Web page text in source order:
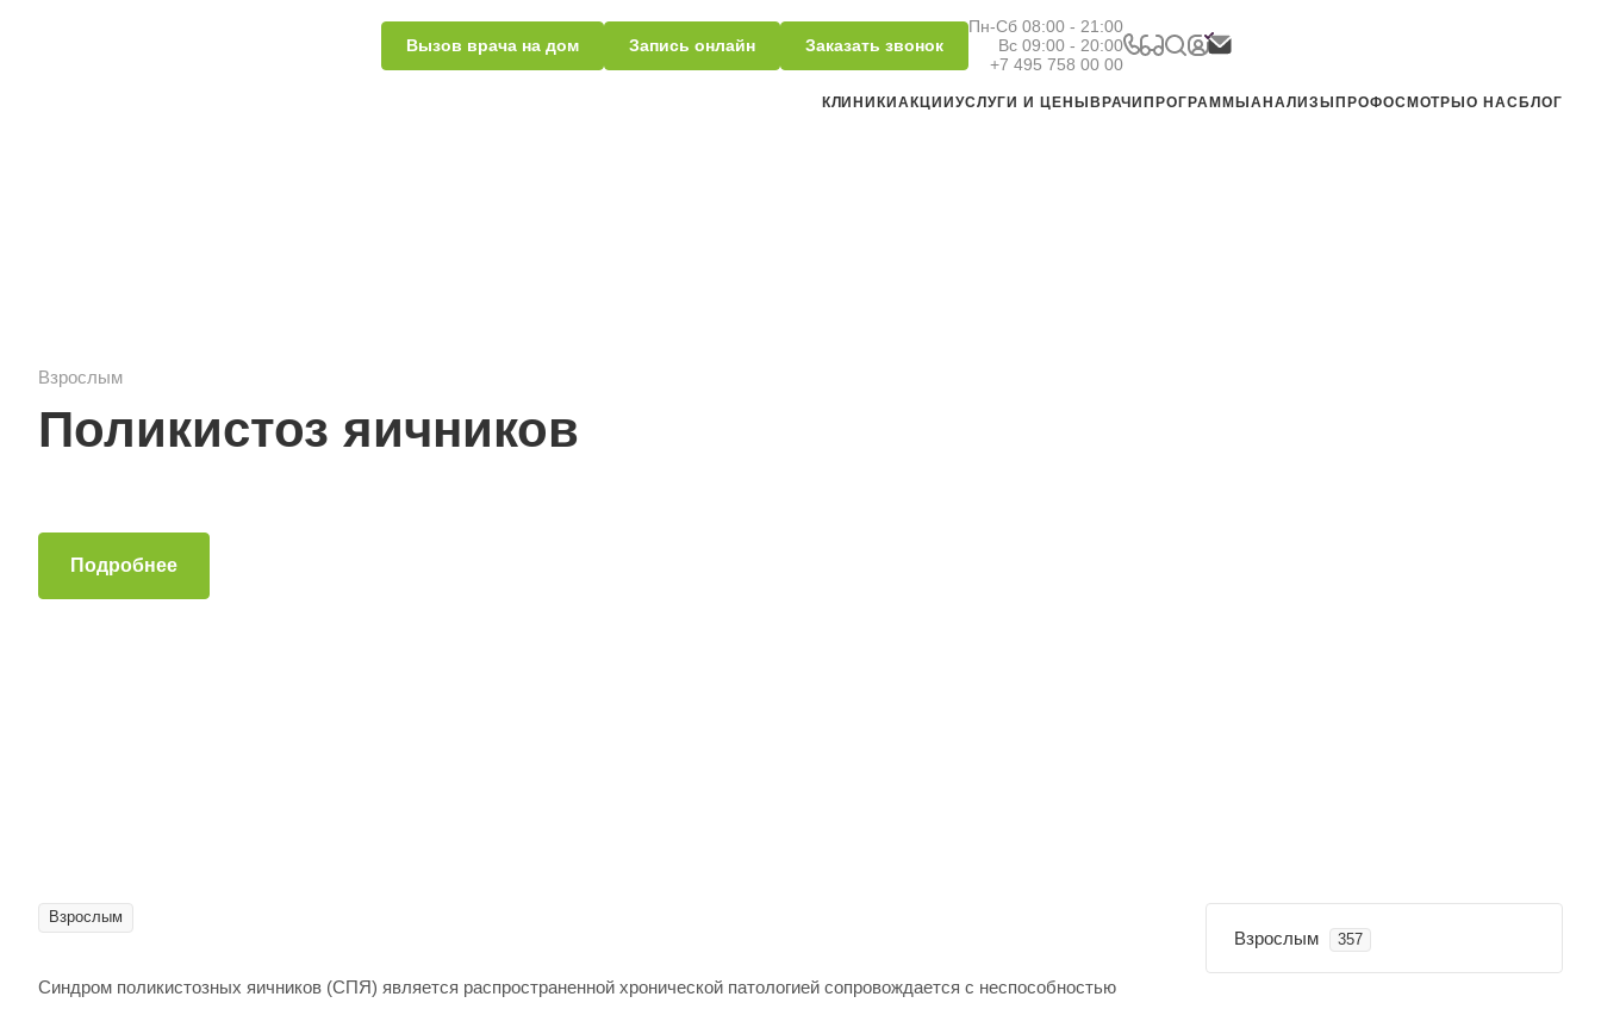
Вызов врача на дом Запись онлайн Заказать звонок
Пн-Сб 08:00 - 21:00
Вс 09:00 - 20:00
+7 495 758 00 00
КЛИНИКИАКЦИИУСЛУГИ И ЦЕНЫ ВРАЧИ ПРОГРАММЫАНАЛИЗЫ ПРОФОСМОТРЫО НАС БЛОГ
Взрослым
Поликистоз яичников
Подробнее
Взрослым
Синдром поликистозных яичников (СПЯ) является распространенной хронической патологией сопровождается с неспособностью
Взрослым 357